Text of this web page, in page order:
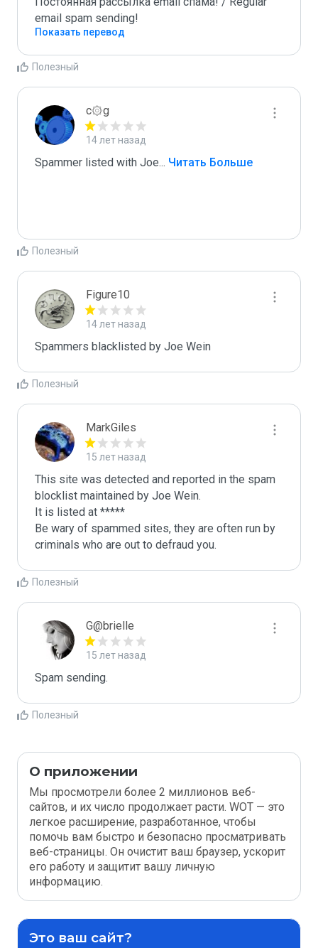
email spam sending!
Показать перевод
Полезный
c۞g
14 лет назад
Spammer listed with Joe... Читать Больше
Полезный
Figure10
14 лет назад
Spammers blacklisted by Joe Wein
Полезный
MarkGiles
15 лет назад
This site was detected and reported in the spam
blocklist maintained by Joe Wein.
It is listed at *****
Be wary of spammed sites, they are often run by
criminals who are out to defraud you.
Полезный
G@brielle
15 лет назад
Spam sending.
Полезный
О приложении
Мы просмотрели более 2 миллионов веб-
сайтов, и их число продолжает расти. WOT — это
легкое расширение, разработанное, чтобы
помочь вам быстро и безопасно просматривать
веб-страницы. Он очистит ваш браузер, ускорит
его работу и защитит вашу личную
информацию.
Это ваш сайт?